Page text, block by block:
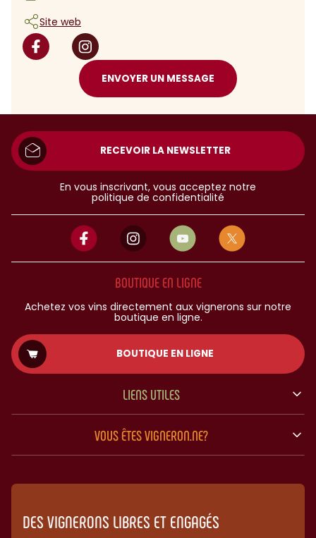
Site web
ENVOYER UN MESSAGE
RECEVOIR LA NEWSLETTER
En vous inscrivant, vous acceptez notre
politique de confidentialité
BOUTIQUE EN LIGNE
Achetez vos vins directement aux vignerons sur notre
boutique en ligne.
BOUTIQUE EN LIGNE
LIENS UTILES
VOUS ÊTES VIGNERON.NE?
DES VIGNERONS LIBRES ET ENGAGÉS